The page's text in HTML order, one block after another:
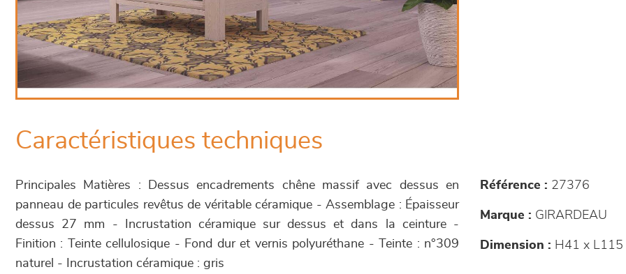
Caractéristiques techniques
Principales Matières : Dessus encadrements chêne massif avec dessus en
panneau de particules revêtus de véritable céramique - Assemblage : Épaisseur
dessus 27 mm - Incrustation céramique sur dessus et dans la ceinture -
Finition : Teinte cellulosique - Fond dur et vernis polyuréthane - Teinte : n°309
naturel - Incrustation céramique : gris
Référence : 27376
Marque : GIRARDEAU
Dimension : H41 x L115